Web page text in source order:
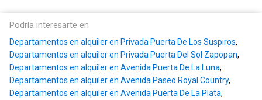
Podría interesarte en
Departamentos en alquiler en Privada Puerta De Los Suspiros,
Departamentos en alquiler en Privada Puerta Del Sol Zapopan,
Departamentos en alquiler en Avenida Puerta De La Luna,
Departamentos en alquiler en Avenida Paseo Royal Country,
Departamentos en alquiler en Avenida Puerta De La Plata,